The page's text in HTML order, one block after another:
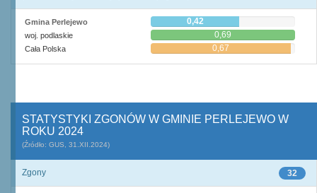
Gmina Perlejewo 0,42
woj. podlaskie 0,69
Cała Polska 0,67
STATYSTYKI ZGONÓW W GMINIE PERLEJEWO W
ROKU 2024
(Źródło: GUS, 31.XII.2024)
32
Zgony